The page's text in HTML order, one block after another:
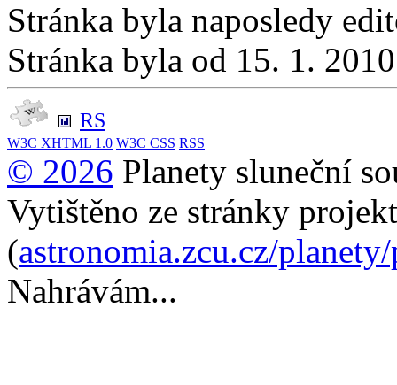
Stránka byla naposledy
Stránka byla od 15. 1.
RS
W3C XHTML 1.0 W3C CSS RSS
© 2026 Planety sluneční
Vytištěno ze stránky
(astronomia.zcu.cz/
Nahrávám...